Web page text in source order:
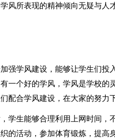
风所表现的精神倾向无疑与人
强学风建设，能够让学生们投
一个好的学风，学风是学校的
配合学风建设，在大家的努力
学生能够合理利用上网时间，
的活动，参加体育锻炼，提高